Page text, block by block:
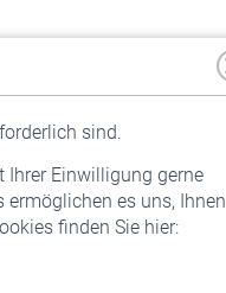
sind.
Einwilligung gerne
ermöglichen es uns, Ihnen
finden Sie hier: